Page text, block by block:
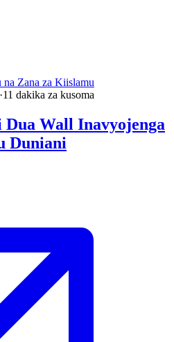
na Zana za Kiislamu
·11 dakika za kusoma
Dua Wall Inavyojenga
Duniani